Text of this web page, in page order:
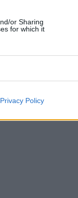
or Sharing
for which it
Privacy Policy